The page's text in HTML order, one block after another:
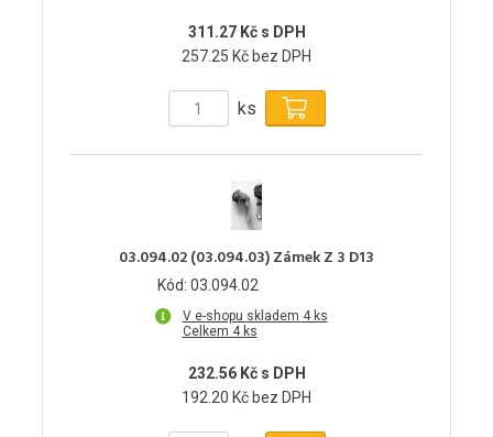
311.27 Kč s DPH
257.25 Kč bez DPH
ks
03.094.02 (03.094.03) Zámek Z 3 D13
Kód: 03.094.02
V e-shopu skladem 4 ks
Celkem 4 ks
232.56 Kč s DPH
192.20 Kč bez DPH